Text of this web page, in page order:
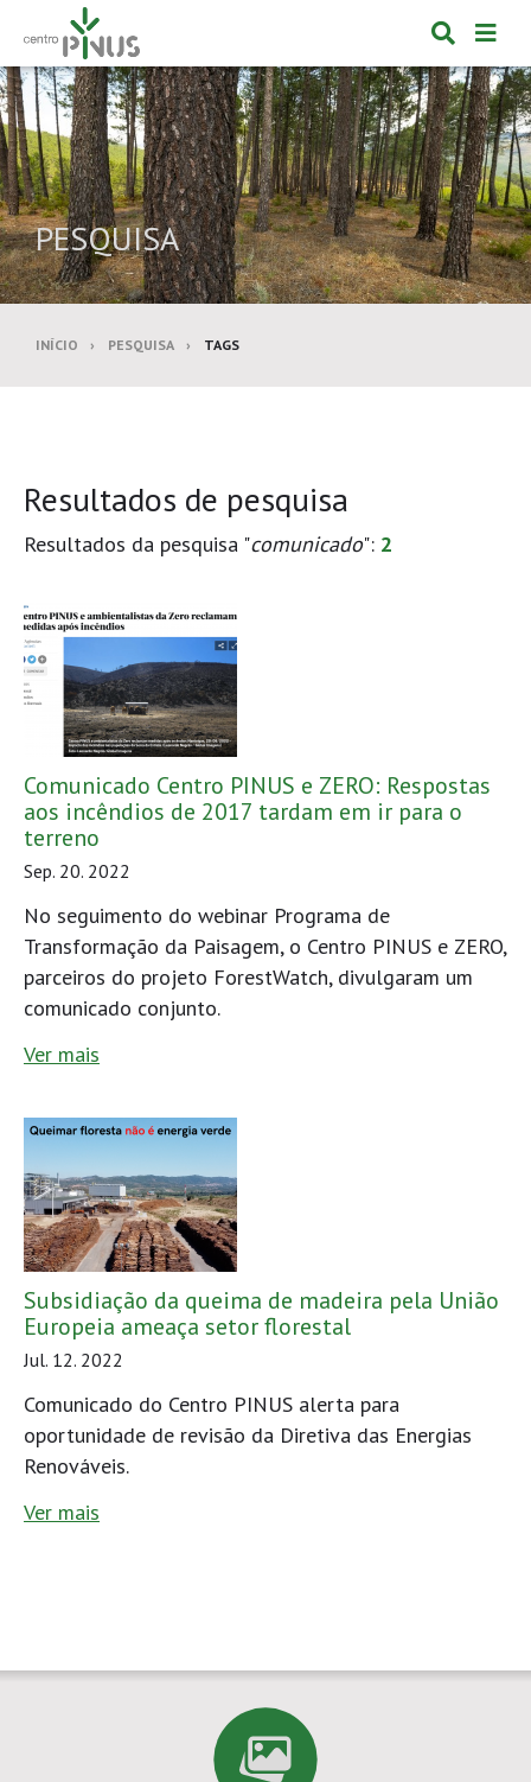
Alternar
de
de
PESQUISA
INÍCIO PESQUISA TAGS
Resultados de pesquisa
Resultados da pesquisa "comunicado": 2
Comunicado Centro PINUS e ZERO: Respostas
aos incêndios de 2017 tardam em ir para o
terreno
Sep. 20. 2022
No seguimento do webinar Programa de
Transformação da Paisagem, o Centro PINUS e ZERO,
parceiros do projeto ForestWatch, divulgaram um
comunicado conjunto.
Ver mais
Subsidiação da queima de madeira pela União
Europeia ameaça setor florestal
Jul. 12. 2022
Comunicado do Centro PINUS alerta para
oportunidade de revisão da Diretiva das Energias
Renováveis.
Ver mais